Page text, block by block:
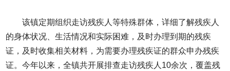
该镇定期组织走访残疾人等特殊群体，详细了解残疾人
的身体状况、生活情况和实际困难，及时办理到期的残疾
证，及时收集相关材料，为需要办理残疾证的群众申办残疾
证。今年以来，全镇共开展排查走访残疾人10余次，覆盖残